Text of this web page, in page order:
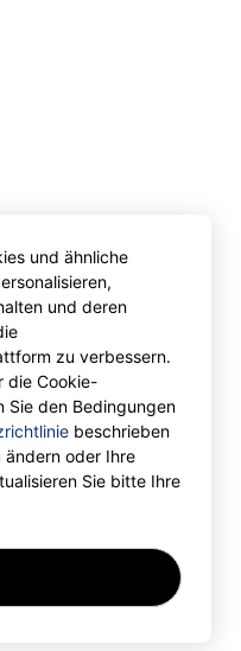
und ähnliche
und deren
zu verbessern.
die Cookie-
Sie den Bedingungen
beschrieben
ändern oder Ihre
Sie bitte Ihre